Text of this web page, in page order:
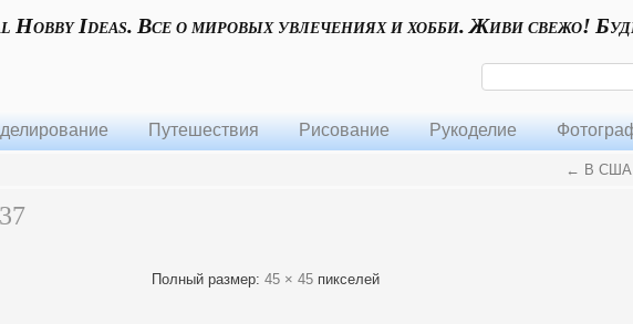
Hobby Ideas. Все о мировых увлечениях и хобби. Живи свежо!
Путешествия Рисование Рукоделие
← В США
Полный размер: 45 × 45 пикселей